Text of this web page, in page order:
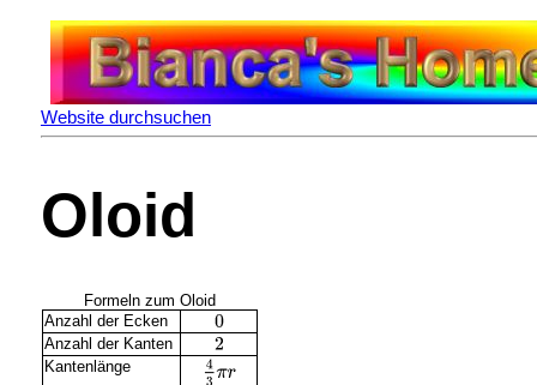
Website durchsuchen
Oloid
Formeln zum Oloid
Anzahl der Ecken
Anzahl der Kanten
Kantenlänge